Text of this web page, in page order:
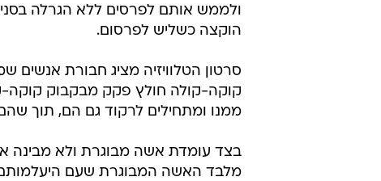
הוקצה כשליש לפרסום.
סרטון הטלוויזיה מציג חבורת
קוקה-קולה חולץ פקק מבקבוק קוקה-
ממנו ומתחילים לרקוד גם הם, תוך
בצד עומדת אשה מבוגרת ולא מבינה
מלבד האשה המבוגרת שעם